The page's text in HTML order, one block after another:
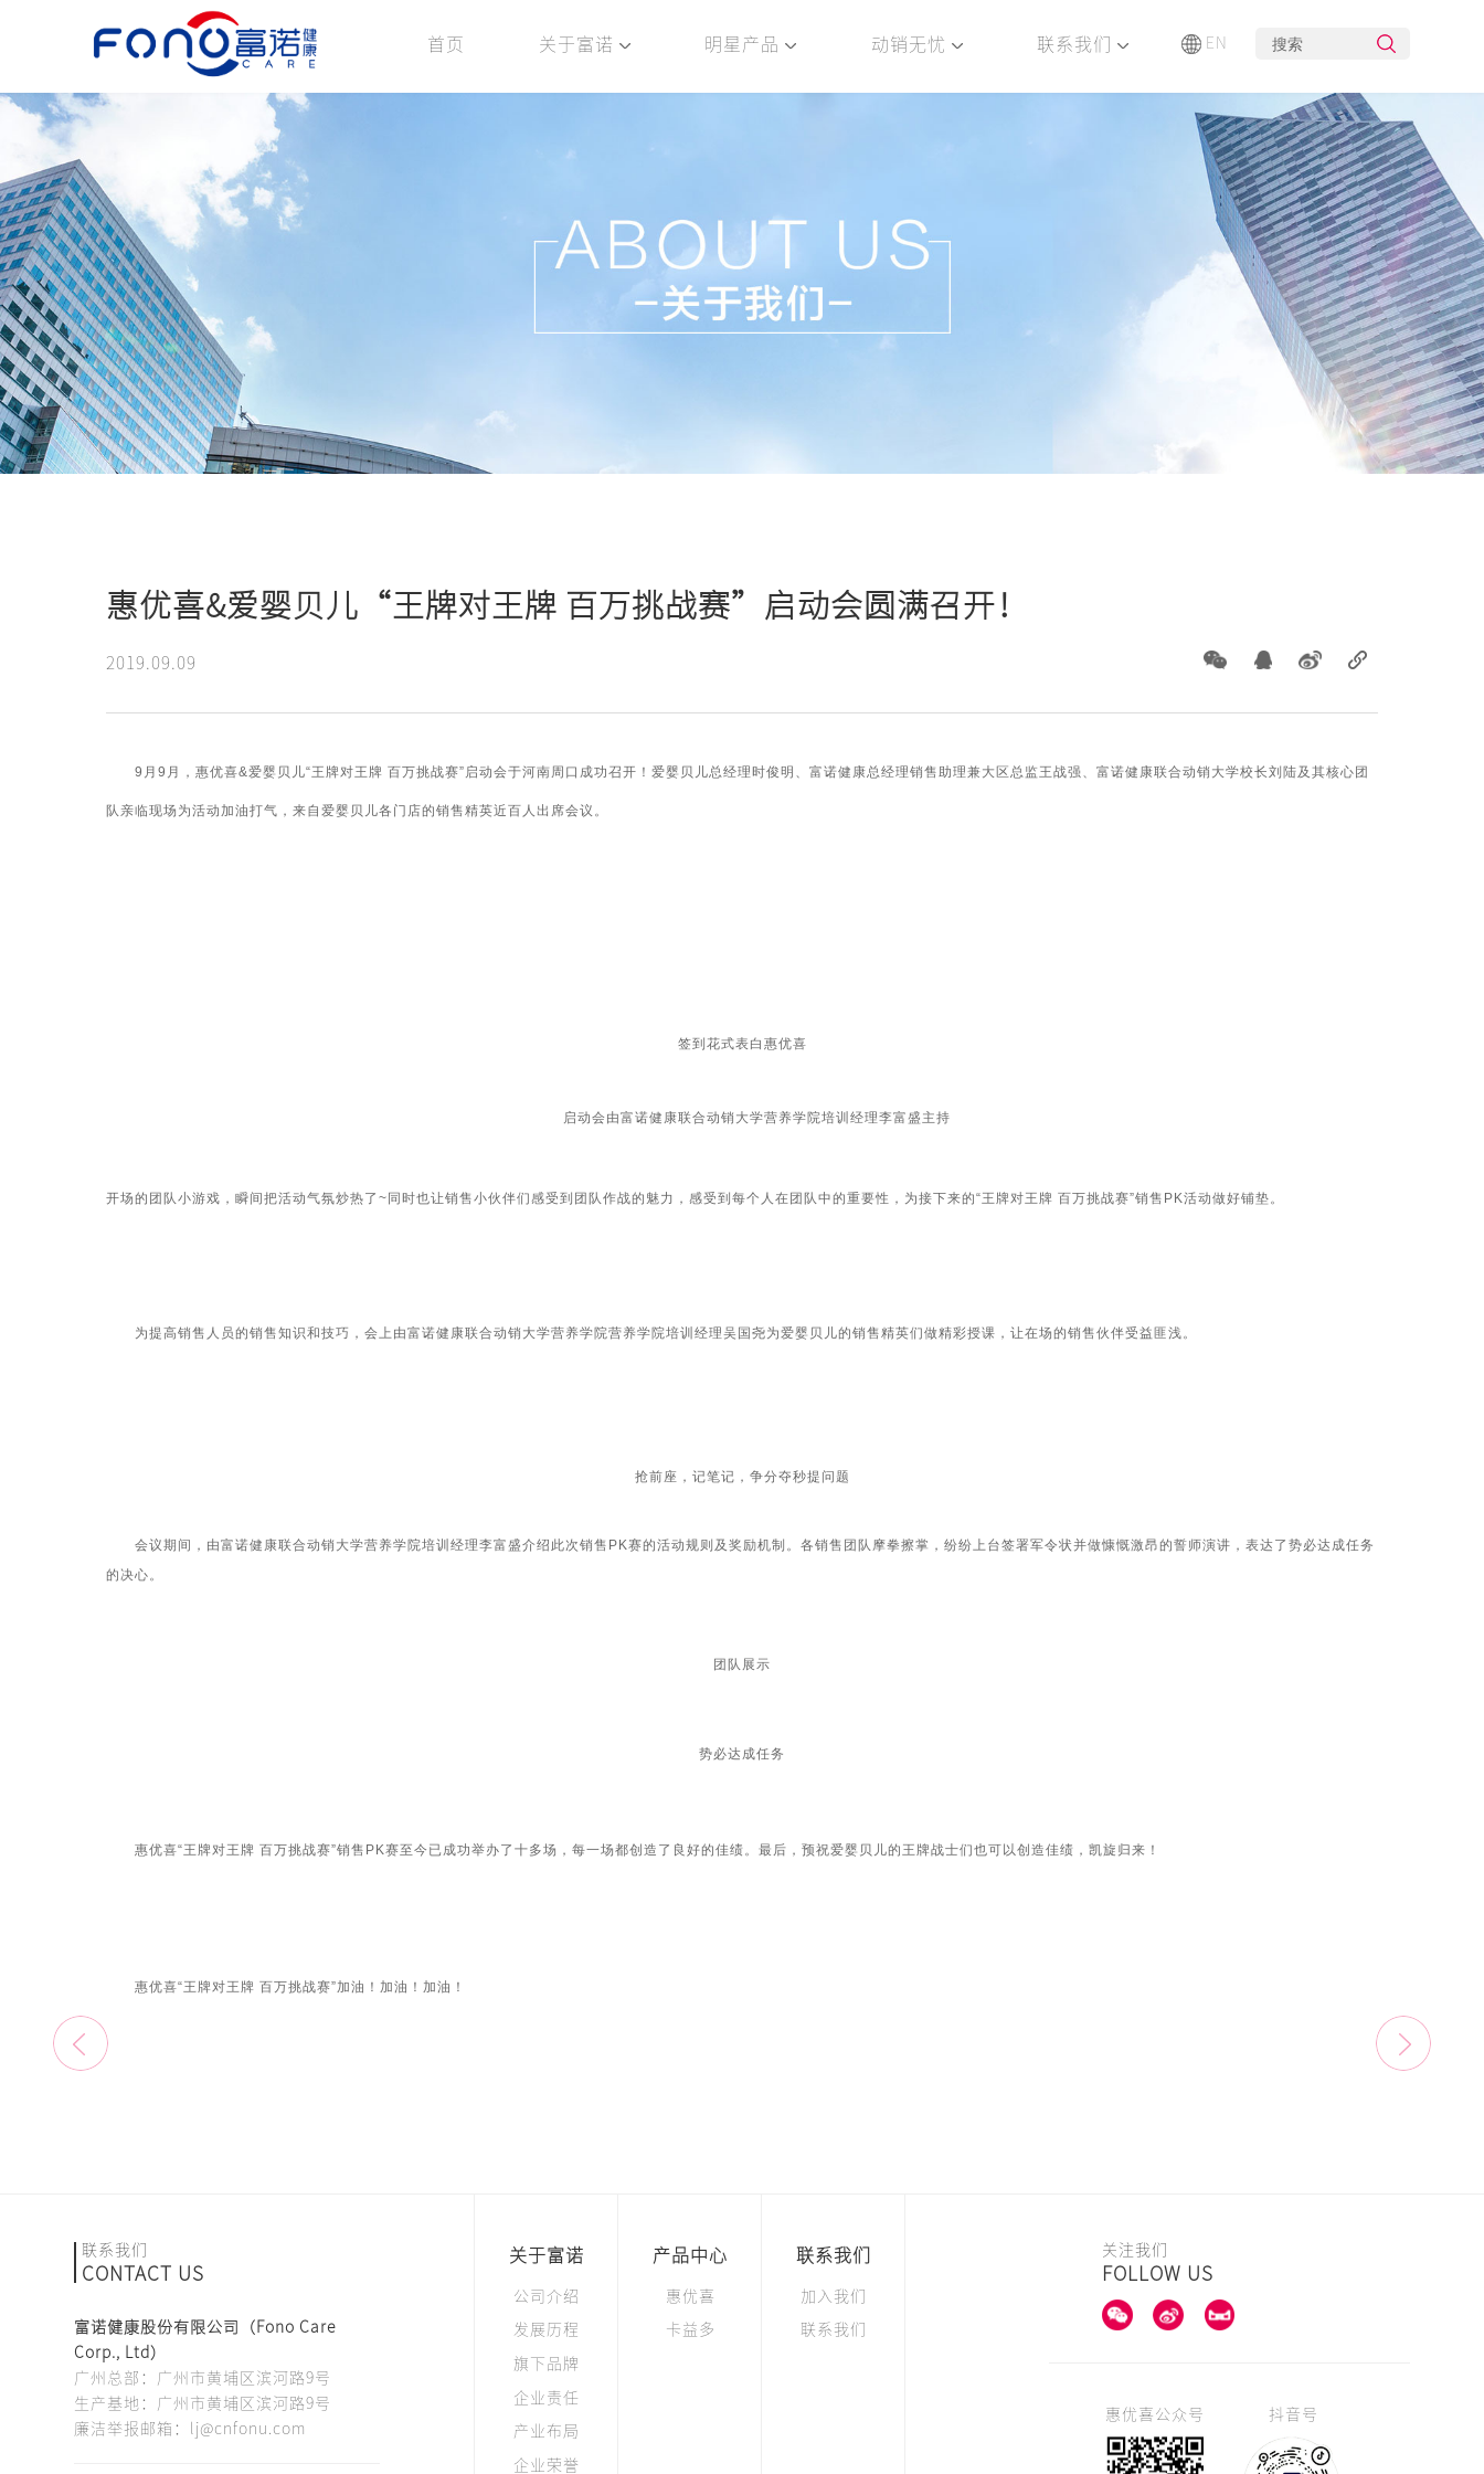
EN
首页 关于富诺 明星产品 动销无忧 联系我们
惠优喜&爱婴贝儿“王牌对王牌 百万挑战赛”启动会圆满召开！
2019.09.09
9月9月，惠优喜&爱婴贝儿“王牌对王牌 百万挑战赛”启动会于河南周口成功召开！爱婴贝儿总经理时俊明、富诺健康总经理销售助理兼大区总监王战强、富诺健康联合动销大学校长刘陆及其核心团
队亲临现场为活动加油打气，来自爱婴贝儿各门店的销售精英近百人出席会议。
签到花式表白惠优喜
启动会由富诺健康联合动销大学营养学院培训经理李富盛主持
开场的团队小游戏，瞬间把活动气氛炒热了~同时也让销售小伙伴们感受到团队作战的魅力，感受到每个人在团队中的重要性，为接下来的“王牌对王牌 百万挑战赛”销售PK活动做好铺垫。
为提高销售人员的销售知识和技巧，会上由富诺健康联合动销大学营养学院营养学院培训经理吴国尧为爱婴贝儿的销售精英们做精彩授课，让在场的销售伙伴受益匪浅。
抢前座，记笔记，争分夺秒提问题
会议期间，由富诺健康联合动销大学营养学院培训经理李富盛介绍此次销售PK赛的活动规则及奖励机制。各销售团队摩拳擦掌，纷纷上台签署军令状并做慷慨激昂的誓师演讲，表达了势必达成任务
的决心。
团队展示
势必达成任务
惠优喜“王牌对王牌 百万挑战赛”销售PK赛至今已成功举办了十多场，每一场都创造了良好的佳绩。最后，预祝爱婴贝儿的王牌战士们也可以创造佳绩，凯旋归来！
惠优喜“王牌对王牌 百万挑战赛”加油！加油！加油！
联系我们
CONTACT US
富诺健康股份有限公司（Fono Care
Corp., Ltd）
广州总部：广州市黄埔区滨河路9号
生产基地：广州市黄埔区滨河路9号
廉洁举报邮箱：lj@cnfonu.com
关于富诺
公司介绍
发展历程
旗下品牌
企业责任
产业布局
企业荣誉
产品中心
惠优喜
卡益多
联系我们
加入我们
联系我们
关注我们
FOLLOW US
惠优喜公众号 抖音号